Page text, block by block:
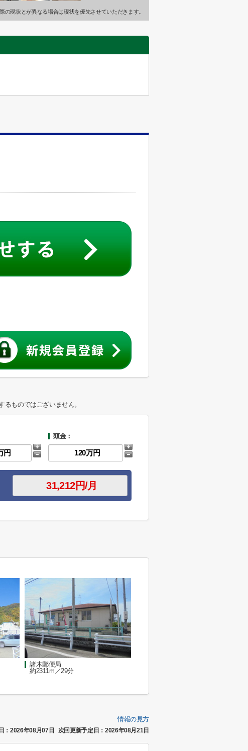
の現状とが異なる場合は現状を優先させていただきます。
ものではございません。
頭金：
諸木郵便局
約2311m／29分
情報の見方
：2026年08月07日 次回更新予定日：2026年08月21日